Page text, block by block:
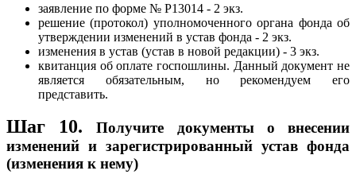
заявление по форме № Р13014 - 2 экз.
решение (протокол) уполномоченного органа фонда об
утверждении изменений в устав фонда - 2 экз.
изменения в устав (устав в новой редакции) - 3 экз.
квитанция об оплате госпошлины. Данный документ не
является обязательным, но рекомендуем его
представить.
Шаг 10.
Получите документы о внесении
изменений и зарегистрированный устав фонда
(изменения к нему)